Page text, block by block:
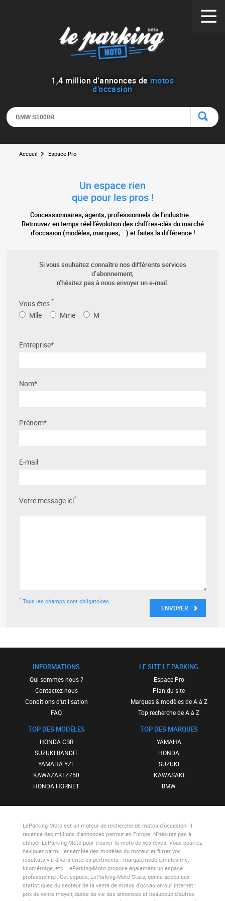
1 ,4 million d'annonces de motos
d’occasion
Accueil Espace Pro
Un espace rien
que pour les pros !
Concessionnaires, agents, professionnels de l’industrie...
Retrouvez en temps réel l’évolution des chiffres-clés du marché
d’occasion (modèles, marques,...) et faites la différence !
Si vous souhaitez connaître nos différents services
d’abonnement,
n’hésitez pas à nous envoyer un e-mail.
Vous êtes*
Mlle Mme M
Entreprise*
Nom*
Prénom*
E-mail
Votre message ici*
* Tous les champs sont obligatoires
INFORMATIONS
Qui sommes-nous ?
Contactez-nous
Conditions d'utilisation
FAQ
TOP DES MODÈLES
HONDA CBR
SUZUKI BANDIT
YAMAHA YZF
KAWAZAKI Z750
HONDA HORNET
LE SITE LE PARKING
Espace Pro
Plan du site
Marques & modèles de A à Z
Top recherche de A à Z
TOP DES MARQUES
YAMAHA
HONDA
SUZUKI
KAWASAKI
BMW
LeParking-Motoest un moteur de recherche de motos d'occasion. Il
recense des millions d'annonces partout en Europe. N'hésitez pas à
utiliser LeParking-Motopour trouver la moto de vos rêves. Vous pourrez
naviguer parmi l'ensemble des modèles du moteur et filtrer vos
résultats via divers critères pertinents : marque,modele,millésime,
kilométrage, etc. LeParking-Motopropose également un espace
professionnel. Cet espace, LeParking-Moto Stats , donne accès aux
statistiques du secteur de la vente de motos d'occasion sur internet :
prix de vente moyen, durée de vie des annonces et beaucoup d'autres